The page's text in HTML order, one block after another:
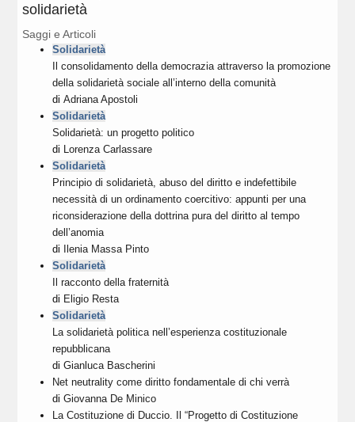
solidarietà
Saggi e Articoli
Solidarietà
Il consolidamento della democrazia attraverso la promozione
della solidarietà sociale all’interno della comunità
di Adriana Apostoli
Solidarietà
Solidarietà: un progetto politico
di Lorenza Carlassare
Solidarietà
Principio di solidarietà, abuso del diritto e indefettibile
necessità di un ordinamento coercitivo: appunti per una
riconsiderazione della dottrina pura del diritto al tempo
dell’anomia
di Ilenia Massa Pinto
Solidarietà
Il racconto della fraternità
di Eligio Resta
Solidarietà
La solidarietà politica nell’esperienza costituzionale
repubblicana
di Gianluca Bascherini
Net neutrality come diritto fondamentale di chi verrà
di Giovanna De Minico
La Costituzione di Duccio. Il “Progetto di Costituzione